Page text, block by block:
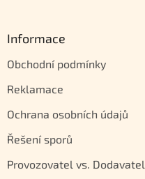
Informace
Obchodní podmínky
Reklamace
Ochrana osobních údajů
Řešení sporů
Provozovatel vs. Dodavatel